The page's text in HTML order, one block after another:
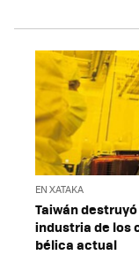
EN XATAKA
Taiwán
industria de los
bélica actual